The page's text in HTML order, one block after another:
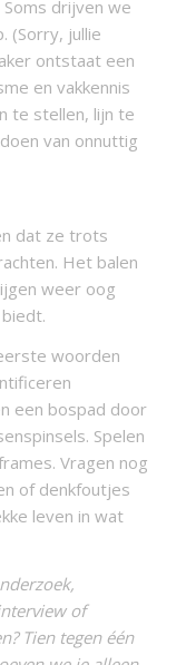
drijven we
(Sorry, jullie
ontstaat een
en vakkennis
te stellen, lijn te
van onnuttig
dat ze trots
Het balen
weer oog
woorden
een bospad door
Spelen
Vragen nog
of denkfoutjes
leven in wat
of
Tien tegen één